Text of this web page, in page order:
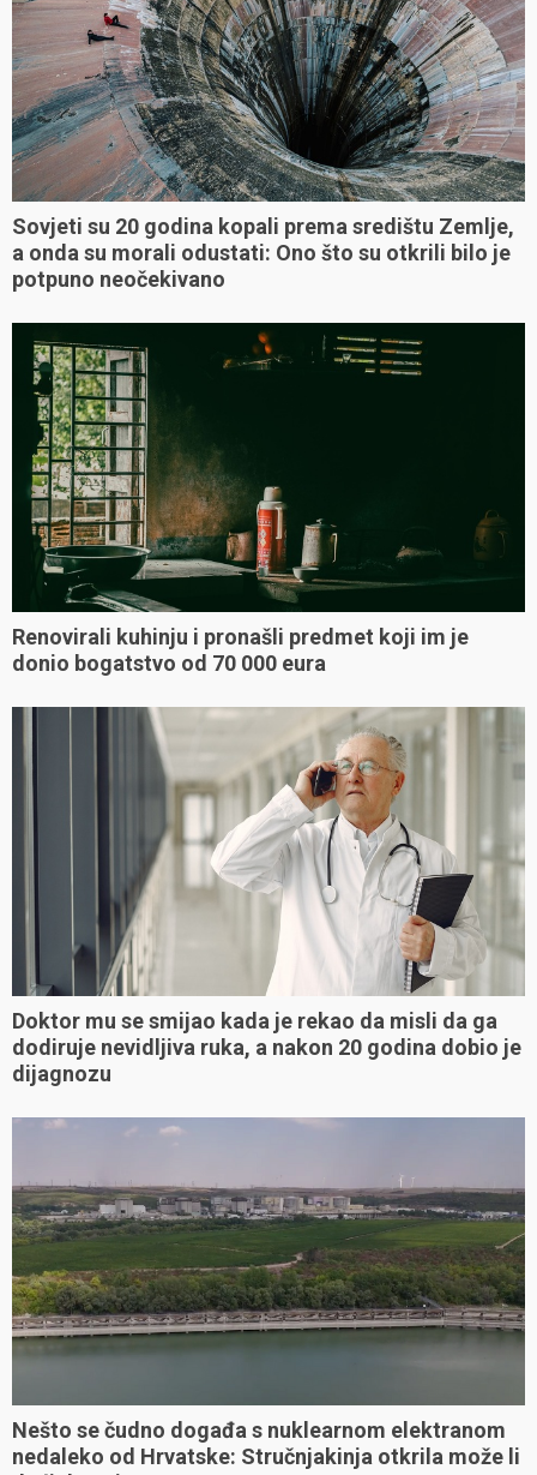
Sovjeti su 20 godina kopali prema središtu Zemlje,
a onda su morali odustati: Ono što su otkrili bilo je
potpuno neočekivano
Renovirali kuhinju i pronašli predmet koji im je
donio bogatstvo od 70 000 eura
Doktor mu se smijao kada je rekao da misli da ga
dodiruje nevidljiva ruka, a nakon 20 godina dobio je
dijagnozu
Nešto se čudno događa s nuklearnom elektranom
nedaleko od Hrvatske: Stručnjakinja otkrila može li